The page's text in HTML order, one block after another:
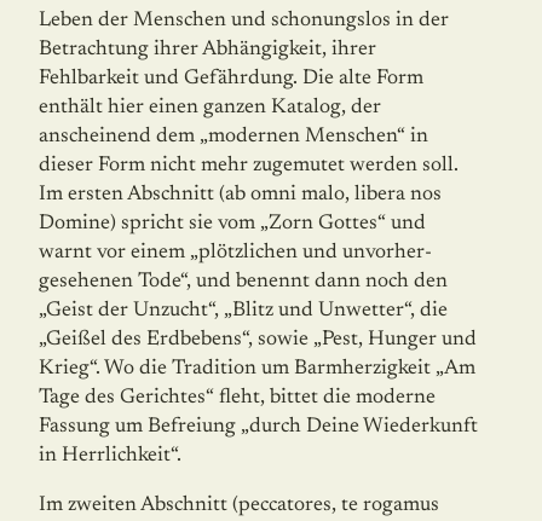
Leben der Menschen und schonungslos in der
Betrachtung ihrer Abhängigkeit, ihrer
Fehlbarkeit und Gefährdung. Die alte Form
enthält hier einen ganzen Katalog, der
anscheinend dem „modernen Menschen“ in
dieser Form nicht mehr zugemutet werden soll.
Im ersten Abschnitt (ab omni malo, libera nos
Domine) spricht sie vom „Zorn Gottes“ und
warnt vor einem „plötzlichen und unvor­her­
gesehenen Tode“, und benennt dann noch den
„Geist der Unzucht“, „Blitz und Unwetter“, die
„Geißel des Erdbebens“, sowie „Pest, Hunger und
Krieg“. Wo die Tradition um Barm­her­zigkeit „Am
Tage des Gerichtes“ fleht, bittet die moderne
Fassung um Befreiung „durch Deine Wiederkunft
in Herrlichkeit“.
Im zweiten Abschnitt (peccatores, te rogamus